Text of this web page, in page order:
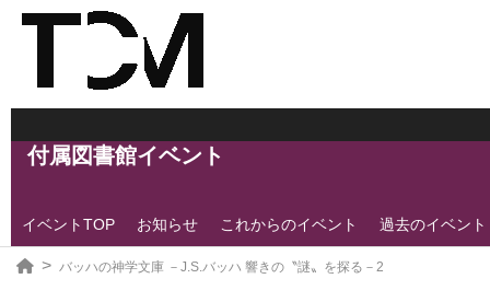
付属図書館イベント
イベントTOP お知らせ これからのイベント 過去のイベント
バッハの神学文庫 －J.S.バッハ 響きの〝謎〟を探る－2